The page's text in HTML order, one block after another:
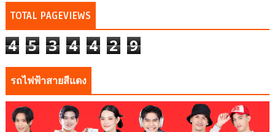
TOTAL PAGEVIEWS
4 5 3 4 4 2 9
รถไฟฟ้าสายสีแดง